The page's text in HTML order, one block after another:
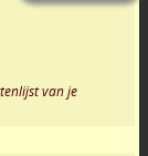
van je